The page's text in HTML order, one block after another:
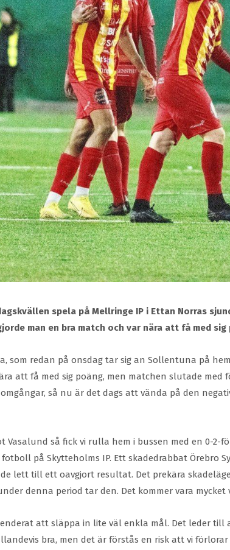
spela på Mellringe IP i Ettan Norras
man en bra match och var nära att få med
som redan på onsdag tar sig an Sollentuna på
att få med sig poäng, men matchen slutade
så nu är det dags att vända på den
så fick vi rulla hem i bussen med en 0-
på Skytteholms IP. Ett skadedrabbat Örebro
lett till ett oavgjort resultat. Det prekära
denna period tar den. Det kommer vara
att släppa in lite väl enkla mål. Det leder
bra, men det är förstås en risk att vi